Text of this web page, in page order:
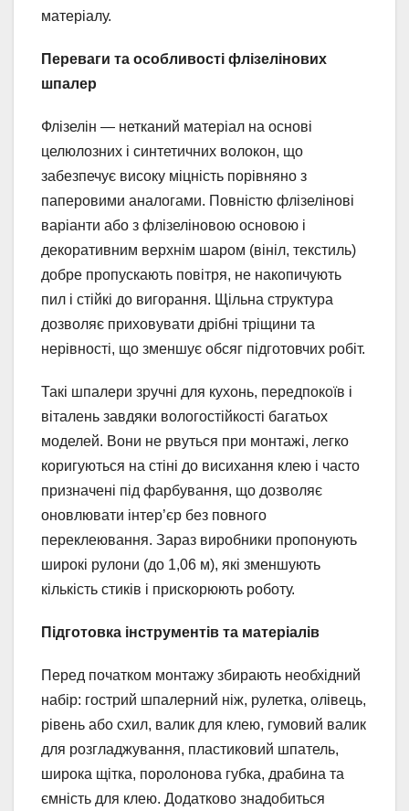
матеріалу.
Переваги та особливості флізелінових
шпалер
Флізелін — нетканий матеріал на основі
целюлозних і синтетичних волокон, що
забезпечує високу міцність порівняно з
паперовими аналогами. Повністю флізелінові
варіанти або з флізеліновою основою і
декоративним верхнім шаром (вініл, текстиль)
добре пропускають повітря, не накопичують
пил і стійкі до вигорання. Щільна структура
дозволяє приховувати дрібні тріщини та
нерівності, що зменшує обсяг підготовчих робіт.
Такі шпалери зручні для кухонь, передпокоїв і
віталень завдяки вологостійкості багатьох
моделей. Вони не рвуться при монтажі, легко
коригуються на стіні до висихання клею і часто
призначені під фарбування, що дозволяє
оновлювати інтер’єр без повного
переклеювання. Зараз виробники пропонують
широкі рулони (до 1,06 м), які зменшують
кількість стиків і прискорюють роботу.
Підготовка інструментів та матеріалів
Перед початком монтажу збирають необхідний
набір: гострий шпалерний ніж, рулетка, олівець,
рівень або схил, валик для клею, гумовий валик
для розгладжування, пластиковий шпатель,
широка щітка, поролонова губка, драбина та
ємність для клею. Додатково знадобиться